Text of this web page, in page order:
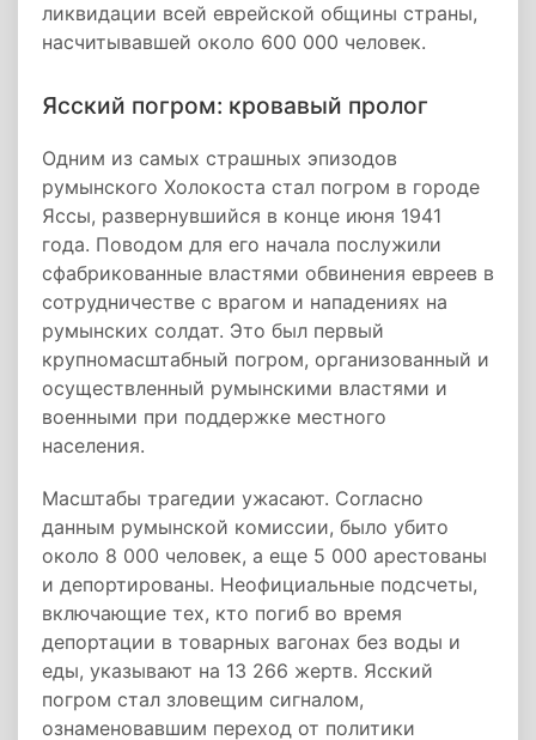
ликвидации всей еврейской общины страны,
насчитывавшей около 600 000 человек.
Ясский погром: кровавый пролог
Одним из самых страшных эпизодов
румынского Холокоста стал погром в городе
Яссы, развернувшийся в конце июня 1941
года. Поводом для его начала послужили
сфабрикованные властями обвинения евреев в
сотрудничестве с врагом и нападениях на
румынских солдат. Это был первый
крупномасштабный погром, организованный и
осуществленный румынскими властями и
военными при поддержке местного
населения.
Масштабы трагедии ужасают. Согласно
данным румынской комиссии, было убито
около 8 000 человек, а еще 5 000 арестованы
и депортированы. Неофициальные подсчеты,
включающие тех, кто погиб во время
депортации в товарных вагонах без воды и
еды, указывают на 13 266 жертв. Ясский
погром стал зловещим сигналом,
ознаменовавшим переход от политики